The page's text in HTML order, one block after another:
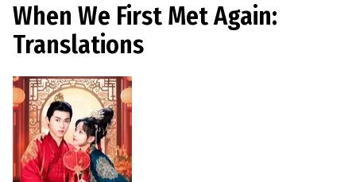
When We First Met Again:
Translations